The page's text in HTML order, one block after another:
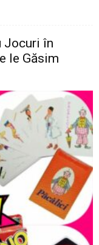
Jocuri în
le Găsim